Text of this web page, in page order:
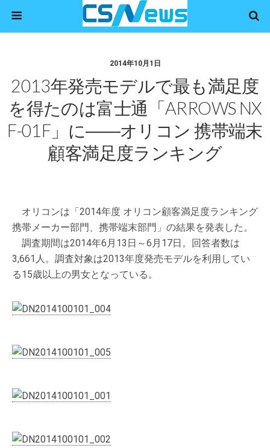
2014年10月1日
2013年発売モデルで最も満足度
を得たのは富士通「ARROWS NX
F-01F」に――オリコン 携帯端末
顧客満足度ランキング
オリコンは「2014年度 オリコン顧客満足度ランキング
携帯メーカー部門、携帯端末部門」の結果を発表した。
調査期間は2014年6月13日～6月17日。回答者数は
3,661人。調査対象は2013年度発売モデルを利用してい
る15歳以上の男女となっている。